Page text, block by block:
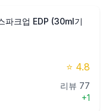
파크업 EDP (30ml기
⭐ 4.8
리뷰 77
+1